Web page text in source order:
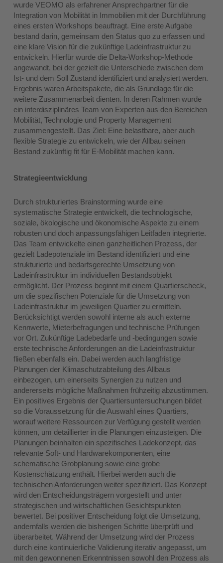
wurde VEOMO als erfahrener Ansprechpartner für die
Integration von Mobilität in Immobilien mit der Durchführung
eines ersten Workshops beauftragt. Eine erste Aufgabe
bestand darin, gemeinsam den Status quo zu erfassen und
eine klare Vision für die zukünftige Ladeinfrastruktur zu
entwickeln. Hierfür wurde die Delta-Workshop-Methode
angewandt, bei der gezielt die Unterschiede zwischen dem
Ist- und dem Soll Zustand identifiziert und analysiert werden.
Ergebnis waren Arbeitspakete, die als Grundlage für die
weitere Zusammenarbeit dienten. In deren Rahmen wurde
ein interdisziplinäres Team von Experten aus den Bereichen
Mobilität, Technologie und Property Management
zusammengestellt. Das Ziel: Eine belastbare, aber auch
flexible Strategie zu entwickeln, wie der Allbau seinen
Bestand zukünftig fit für E-Mobilität machen kann.
Strategieentwicklung
Durch strukturiertes Brainstorming wurde eine
systematische Strategie entwickelt, die technologische,
soziale, ökologische und ökonomische Aspekte zu einem
robusten und doch anpassungsfähigen Leitfaden integrierte.
Das Team entwickelte einen ganzheitlichen Prozess, der
gezielt Ladepotenziale im Bestand identifiziert und eine
strukturierte und bedarfsgerechte Umsetzung von
Ladeinfrastruktur im individuellen Bestandsobjekt
ermöglicht. Der Prozess beginnt mit einem Quartierscheck,
um die spezifischen Potenziale für die Umsetzung von
Ladeinfrastruktur im jeweiligen Quartier zu ermitteln.
Berücksichtigt werden sowohl interne als auch externe
Kennwerte, Mieterbefragungen und technische Prüfungen
vor Ort. Zukünftige Ladebedarfe und -bedingungen sowie
erste technische Anforderungen an die Ladeinfrastruktur
fließen ebenfalls ein. Dabei werden auch langfristige
Planungen der Klimaschutzabteilung des Allbaus
einbezogen, um einerseits Synergien zu nutzen und
andererseits mögliche Maßnahmen frühzeitig abzustimmen.
Ein positives Ergebnis der Quartiersuntersuchungen bildet
so die Voraussetzung für die Auswahl eines Quartiers,
worauf weitere Ressourcen zur Verfügung gestellt werden
können, um detaillierter in die Planungen einzusteigen. Die
Planungen beinhalten ein spezifisches Ladekonzept, das
relevante Soft- und Hardwarekomponenten, eine
schematische Grobplanung sowie eine grobe
Kostenschätzung enthält. Hierbei werden auch die
technischen Anforderungen weiter spezifiziert. Das Konzept
wird den Entscheidungsträgern vorgestellt und unter
strategischen und wirtschaftlichen Gesichtspunkten
bewertet. Bei positiver Entscheidung folgt die Umsetzung,
andernfalls werden die bisherigen Schritte überprüft und
überarbeitet. Während der Umsetzung wird der Prozess
durch eine kontinuierliche Validierung iterativ angepasst, um
mit den gewonnenen Erkenntnissen sowohl den Prozess als